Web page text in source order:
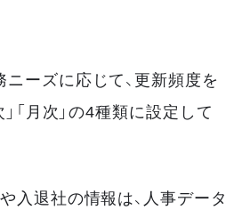
ーズに応じて、更新頻度を
」「月次」の4種類に設定して
入退社の情報は、人事データ